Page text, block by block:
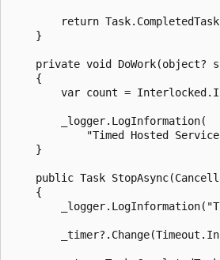
return
    }
private void DoWork(object?
    {
var count =
        _logger.LogInformation(
"Timed Hosted
    }
public Task
    {